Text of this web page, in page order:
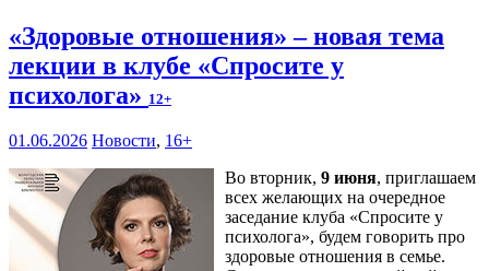
«Здоровые отношения» – новая тема
лекции в клубе «Спросите у
психолога» 12+
01.06.2026 Новости, 16+
Во вторник, 9 июня, приглашаем
всех желающих на очередное
заседание клуба «Спросите у
психолога», будем говорить про
здоровые отношения в семье.